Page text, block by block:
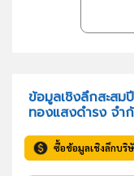
ข้อมูลเชิงลึกสะส
ทองแสงดำรง จำ
ซื้อข้อมูลเชิงลึกบริ